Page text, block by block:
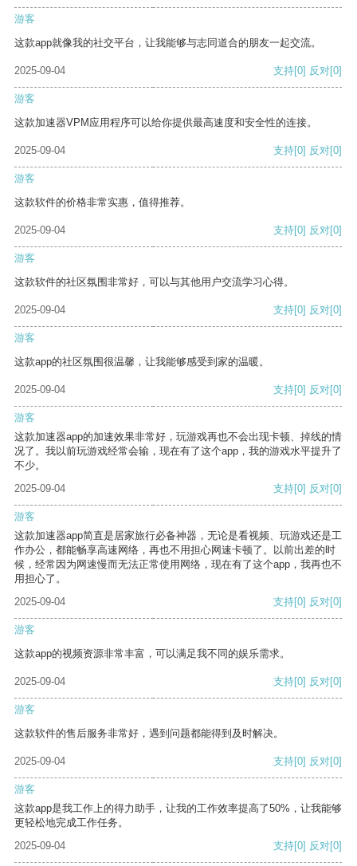
游客
这款app就像我的社交平台，让我能够与志同道合的朋友一起交流。
2025-09-04 支持[0] 反对[0]
游客
这款加速器VPM应用程序可以给你提供最高速度和安全性的连接。
2025-09-04 支持[0] 反对[0]
游客
这款软件的价格非常实惠，值得推荐。
2025-09-04 支持[0] 反对[0]
游客
这款软件的社区氛围非常好，可以与其他用户交流学习心得。
2025-09-04 支持[0] 反对[0]
游客
这款app的社区氛围很温馨，让我能够感受到家的温暖。
2025-09-04 支持[0] 反对[0]
游客
这款加速器app的加速效果非常好，玩游戏再也不会出现卡顿、掉线的情
况了。我以前玩游戏经常会输，现在有了这个app，我的游戏水平提升了
不少。
2025-09-04
支持[0] 反对[0]
游客
这款加速器app简直是居家旅行必备神器，无论是看视频、玩游戏还是工
作办公，都能畅享高速网络，再也不用担心网速卡顿了。以前出差的时
候，经常因为网速慢而无法正常使用网络，现在有了这个app，我再也不
用担心了。
2025-09-04
支持[0] 反对[0]
游客
这款app的视频资源非常丰富，可以满足我不同的娱乐需求。
2025-09-04 支持[0] 反对[0]
游客
这款软件的售后服务非常好，遇到问题都能得到及时解决。
2025-09-04 支持[0] 反对[0]
游客
这款app是我工作上的得力助手，让我的工作效率提高了50%，让我能够
更轻松地完成工作任务。
2025-09-04
支持[0] 反对[0]